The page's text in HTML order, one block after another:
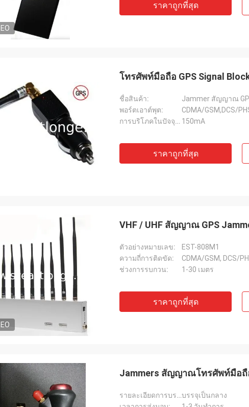
ราคาถูกที่สุด
โทรศัพท์มือถือ GPS Signal
ชื่อสินค้า:
Jammer สัญญาณ
พอร์ตเอาต์พุต:
CDMA/GSM,DCS/
การบริโภคในปัจจุบัน: 150mA
ราคาถูกที่สุด
VHF / UHF สัญญาณ GPS
ตัวอย่างหมายเลข:
EST-808M1
ความถี่การติดขัด:
CDMA/GSM, DCS/
ช่วงการรบกวน:
1-30 เมตร
ราคาถูกที่สุด
Jammers สัญญาณโทรศัพท์มือถื
รายละเอียดการบรรจุ:บรรจุเป็นกลาง